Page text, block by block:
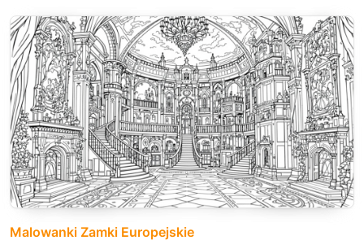
Malowanki Zamki Europejskie